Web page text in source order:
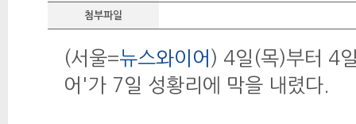
첨부파일
(서울=뉴스와이어 ) 4일(목)부터 4
어'가 7일 성황리에 막을 내렸다.